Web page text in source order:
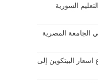
السورية
الجامعة المصرية
اسعار البيتكوين إلى